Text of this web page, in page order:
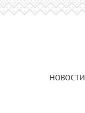
НОВОСТИ